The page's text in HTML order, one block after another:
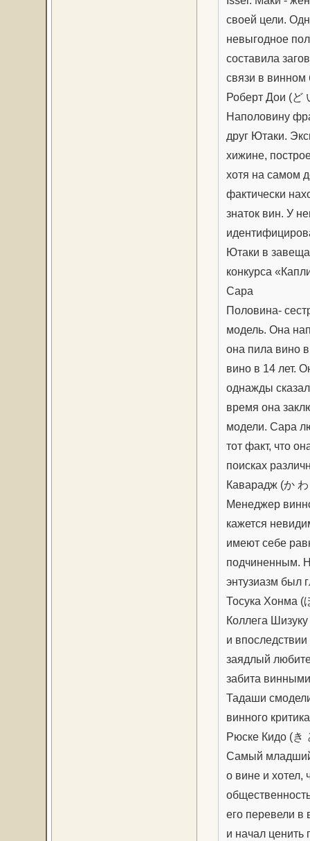
своей цели.
невыгодное
составила
связи в винном
Роберт Дои (ど
Наполовину
друг Ютаки.
хижине,
хотя на самом
фактически
знаток вин. У
Ютаки в
конкурса
Сара
Половина-
модель. Она
она пила вино
вино в 14 лет.
однажды
время она
модели. Сара
тот факт, что
поисках
Каварадж (か
Менеджер
кажется
имеют себе
подчиненным.
энтузиазм был
Тосука Хонма (
Коллега
и
заядлый
забита
Тадаши
винного
Рюске Кидо (き
Самый младший
о вине и хотел,
его перевели в
и начал ценить